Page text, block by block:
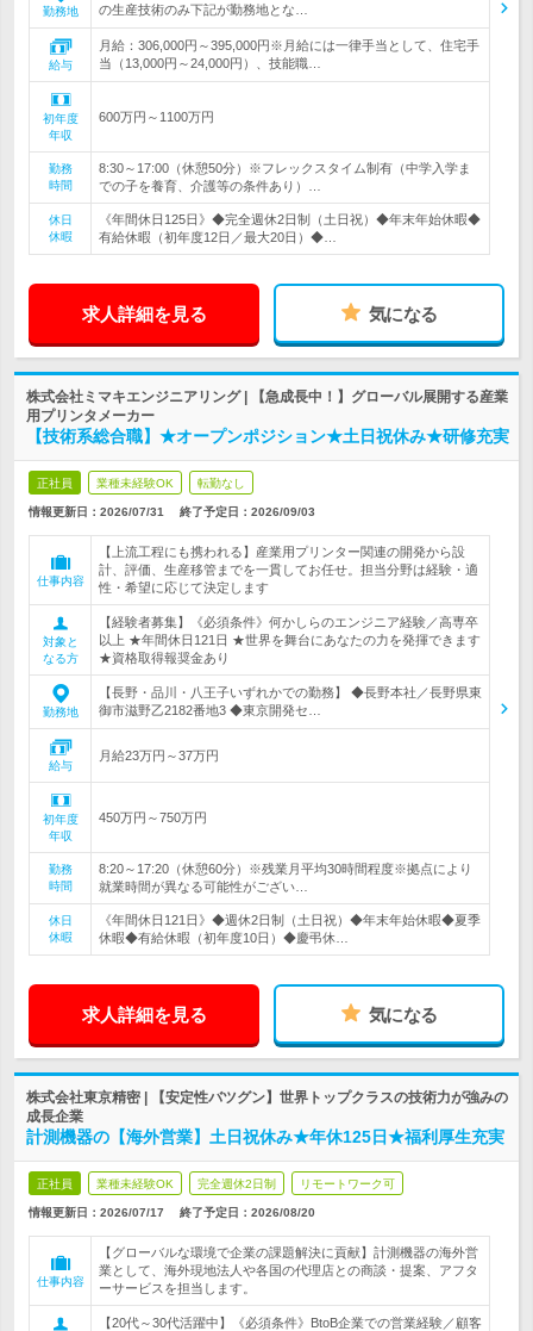
勤務地
の生産技術のみ下記が勤務地とな…
給与
月給：306,000円～395,000円※月給には一律手当として、住宅手
当（13,000円～24,000円）、技能職…
初年度
年収
600万円～1100万円
勤務
時間
8:30～17:00（休憩50分）※フレックスタイム制有（中学入学ま
での子を養育、介護等の条件あり）…
休日
休暇
《年間休日125日》◆完全週休2日制（土日祝）◆年末年始休暇◆
有給休暇（初年度12日／最大20日）◆…
求人詳細を見る 気になる
株式会社ミマキエンジニアリング | 【急成長中！】グローバル展開する産業
用プリンタメーカー
【技術系総合職】★オープンポジション★土日祝休み★研修充実
正社員 業種未経験OK 転勤なし
情報更新日：2026/07/31 終了予定日： 2026/09/03
仕事内容
【上流工程にも携われる】産業用プリンター関連の開発から設
計、評価、生産移管までを一貫してお任せ。担当分野は経験・適
性・希望に応じて決定します
対象と
なる方
【経験者募集】《必須条件》何かしらのエンジニア経験／高専卒
以上 ★年間休日121日 ★世界を舞台にあなたの力を発揮できます
★資格取得報奨金あり
勤務地
【長野・品川・八王子いずれかでの勤務】 ◆長野本社／長野県東
御市滋野乙2182番地3 ◆東京開発セ…
給与
月給23万円～37万円
初年度
年収
450万円～750万円
勤務
時間
8:20～17:20（休憩60分）※残業月平均30時間程度※拠点により
就業時間が異なる可能性がござい…
休日
休暇
《年間休日121日》◆週休2日制（土日祝）◆年末年始休暇◆夏季
休暇◆有給休暇（初年度10日）◆慶弔休…
求人詳細を見る 気になる
株式会社東京精密 | 【安定性バツグン】世界トップクラスの技術力が強みの
成長企業
計測機器の【海外営業】土日祝休み★年休125日★福利厚生充実
正社員 業種未経験OK 完全週休2日制 リモートワーク可
情報更新日：2026/07/17 終了予定日： 2026/08/20
仕事内容
【グローバルな環境で企業の課題解決に貢献】計測機器の海外営
業として、海外現地法人や各国の代理店との商談・提案、アフタ
ーサービスを担当します。
【20代～30代活躍中】《必須条件》BtoB企業での営業経験／顧客